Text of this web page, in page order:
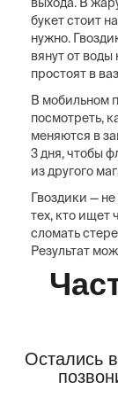
букет стоит
нужно.
вянут от
простоят в
В мобильном
посмотреть,
меняются в
3 дня, чтобы
из другого
Гвоздики —
тех, кто ищет
сломать
Результат
Остались